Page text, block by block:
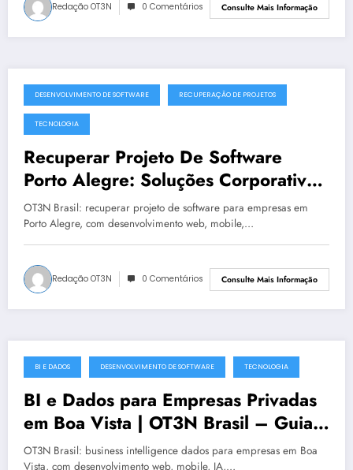
Redação OT3N 0 Comentários Consulte Mais Informação
julho 19, 2025
DESENVOLVIMENTO DE SOFTWARE RECUPERAÇÃO DE PROJETOS
TECNOLOGIA
Recuperar Projeto De Software
Porto Alegre: Soluções Corporativas
da OT3N Brasil – Guia 4098
OT3N Brasil: recuperar projeto de software para empresas em
Porto Alegre, com desenvolvimento web, mobile,…
Redação OT3N 0 Comentários Consulte Mais Informação
julho 19, 2025
BI E DADOS DESENVOLVIMENTO DE SOFTWARE TECNOLOGIA
BI e Dados para Empresas Privadas
em Boa Vista | OT3N Brasil – Guia
5541
OT3N Brasil: business intelligence dados para empresas em Boa
Vista, com desenvolvimento web, mobile, IA,…